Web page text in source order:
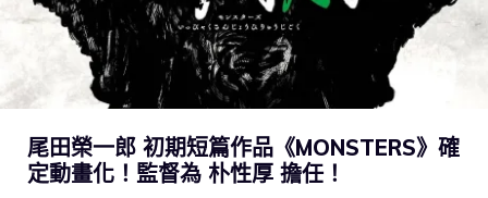
尾田榮一郎 初期短篇作品《MONSTERS》確
定動畫化！監督為 朴性厚 擔任！